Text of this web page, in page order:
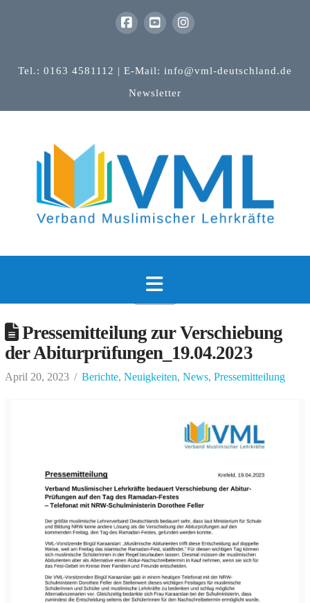
Tel.: 0163 4581112 | E-Mail: info@vml-deutschland.de
Newsletter
Navigation
Pressemitteilung zur Verschiebung
der Abiturprüfungen_19.04.2023
April 20, 2023 Berichte, Neuigkeiten, News, Pressemitteilung